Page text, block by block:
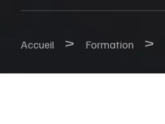
Accueil > Formation >